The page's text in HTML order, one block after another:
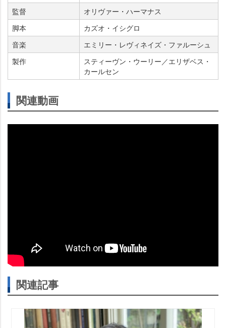
監督
オリヴァー・ハーマナス
脚本
カズオ・イシグロ
音楽
エミリー・レヴィネイズ・ファルーシュ
製作
スティーヴン・ウーリー／エリザベス・
カールセン
関連動画
関連記事